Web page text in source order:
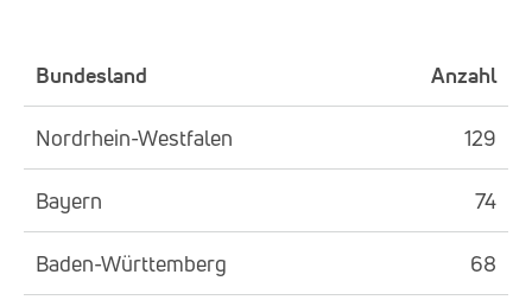
Bundesland Anzahl
Nordrhein-Westfalen 129
Bayern 74
Baden-Württemberg 68